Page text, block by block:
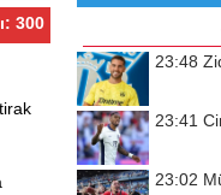
300
23:48
23:41
23:02